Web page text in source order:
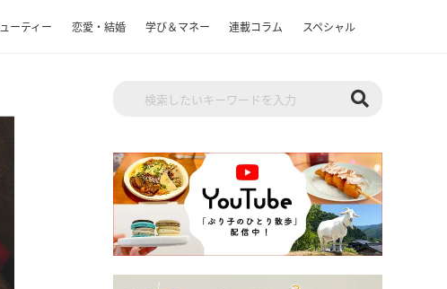
ーティー 恋愛・結婚 学び＆マネー 連載コラム スペシャル